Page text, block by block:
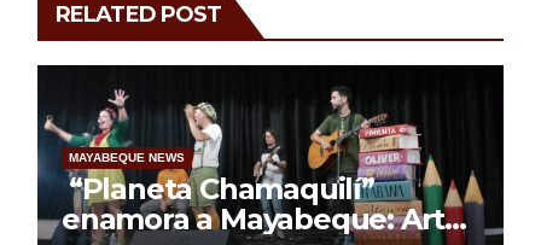
RELATED POST
MAYABEQUE NEWS
“Planeta Chamaquilí”
enamora a Mayabeque: Arte,